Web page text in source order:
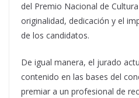
del Premio Nacional de
originalidad, dedicación y el
de los candidatos.
De igual manera, el jurado
contenido en las bases del
premiar a un profesional de